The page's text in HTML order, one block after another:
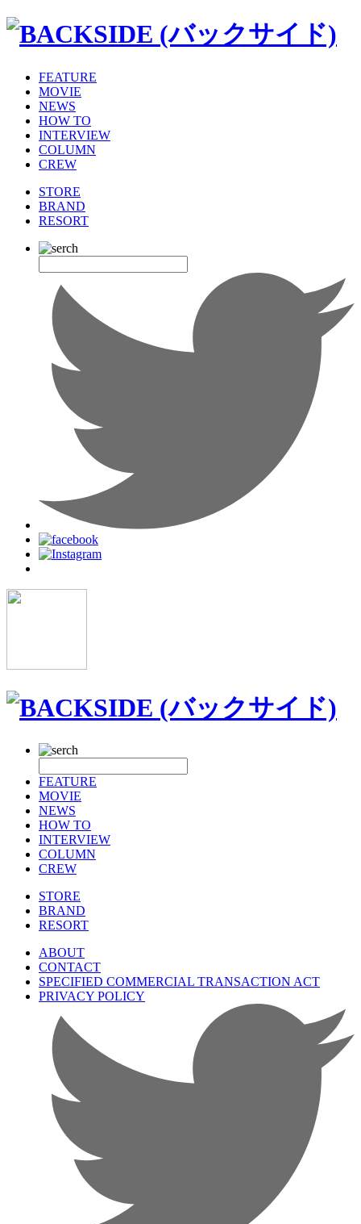
FEATURE
MOVIE
NEWS
HOW TO
INTERVIEW
COLUMN
CREW
STORE
BRAND
RESORT
FEATURE
MOVIE
NEWS
HOW TO
INTERVIEW
COLUMN
CREW
STORE
BRAND
RESORT
ABOUT
CONTACT
SPECIFIED COMMERCIAL TRANSACTION ACT
PRIVACY POLICY